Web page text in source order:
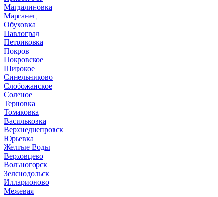
Магдалиновка
Марганец
Обуховка
Павлоград
Петриковка
Покров
Покровское
Широкое
Синельниково
Слобожанское
Соленое
Терновка
Томаковка
Васильковка
Верхнеднепровск
Юрьевка
Желтые Воды
Верховцево
Вольногорск
Зеленодольск
Илларионово
Межевая